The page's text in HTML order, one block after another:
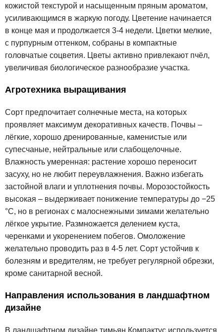
кожистой текстурой и насыщенным пряным ароматом,
усиливающимся в жаркую погоду. Цветение начинается
в конце мая и продолжается 3-4 недели. Цветки мелкие,
с пурпурным оттенком, собраны в компактные
головчатые соцветия. Цветы активно привлекают пчёл,
увеличивая биологическое разнообразие участка.
Агротехника выращивания
Сорт предпочитает солнечные места, на которых
проявляет максимум декоративных качеств. Почвы –
лёгкие, хорошо дренированные, каменистые или
супесчаные, нейтральные или слабощелочные.
Влажность умеренная: растение хорошо переносит
засуху, но не любит переувлажнения. Важно избегать
застойной влаги и уплотнения почвы. Морозостойкость
высокая – выдерживает понижение температуры до −25
°C, но в регионах с малоснежными зимами желательно
лёгкое укрытие. Размножается делением куста,
черенками и укоренением побегов. Омоложение
желательно проводить раз в 4-5 лет. Сорт устойчив к
болезням и вредителям, не требует регулярной обрезки,
кроме санитарной весной.
Направления использования в ландшафтном
дизайне
В ландшафтном дизайне тимьян Компактус используется